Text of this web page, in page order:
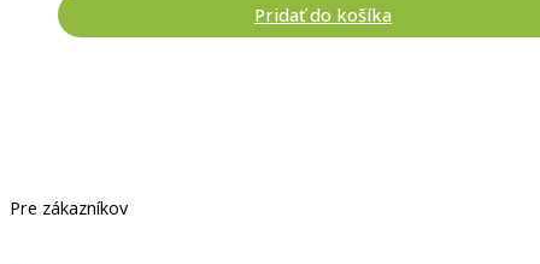
Pridať do košíka
Pre zákazníkov